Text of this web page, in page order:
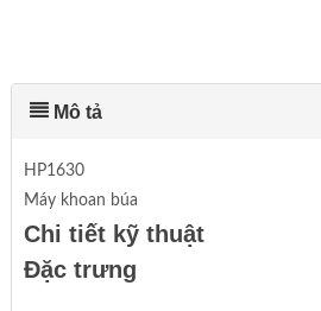
Mô tả
HP1630
Máy khoan búa
Chi tiết kỹ thuật
Đặc trưng